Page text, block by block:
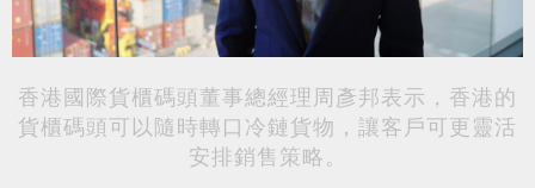
香港國際貨櫃碼頭董事總經理周彥邦表示，香港的
貨櫃碼頭可以隨時轉口冷鏈貨物，讓客戶可更靈活
安排銷售策略。